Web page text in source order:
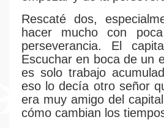
Rescaté dos,
hacer mucho con
perseverancia. El
Escuchar en boca de un
es solo trabajo
eso lo decía otro señor
era muy amigo del
cómo cambian los